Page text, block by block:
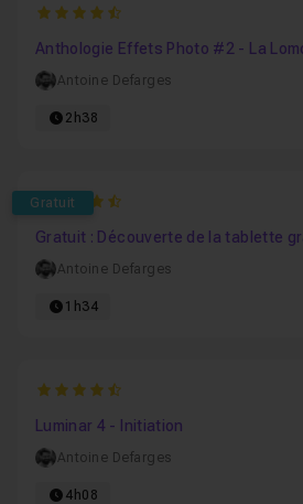
4.5
Anthologie Effets Photo #2 - La
Antoine Defarges
2h38
Gratuit
4.9615384615385
Gratuit : Découverte de la tablette
Antoine Defarges
1h34
4.8181818181818
Luminar 4 - Initiation
Antoine Defarges
4h08